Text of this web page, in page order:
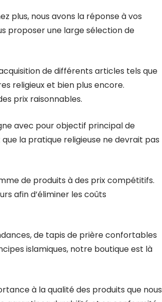
plus, nous avons la réponse à vos
proposer une large sélection de
de différents articles tels que
religieux et bien plus encore.
prix raisonnables.
avec pour objectif principal de
la pratique religieuse ne devrait pas
de produits à des prix compétitifs.
afin d’éliminer les coûts
de tapis de prière confortables
islamiques, notre boutique est là
à la qualité des produits que nous